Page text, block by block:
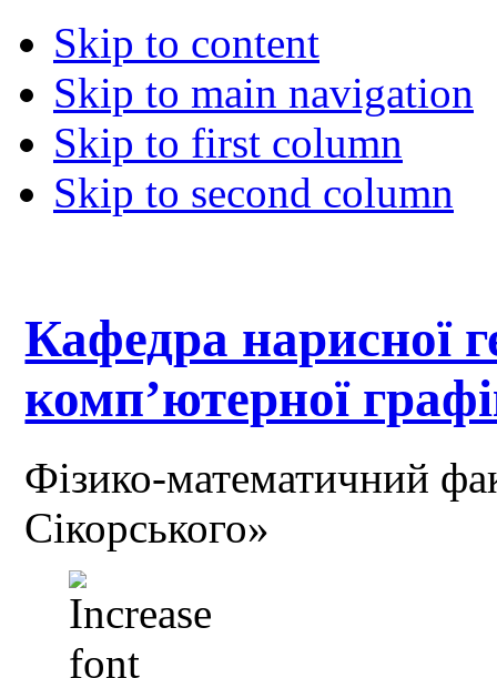
Skip to content
Skip to main navigation
Skip to first column
Skip to second column
Кафедра нарисної
комп’ютерної
Фізико-математичний
Сікорського»